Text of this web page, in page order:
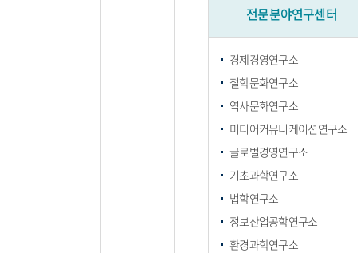
전문분야연구센터
경제경영연구소
철학문화연구소
역사문화연구소
미디어커뮤니케이션연구소
글로벌경영연구소
기초과학연구소
법학연구소
정보산업공학연구소
환경과학연구소